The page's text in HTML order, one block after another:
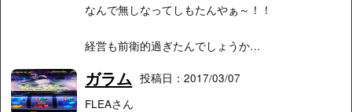
なんで無しなってしもたんやぁ～！！
経営も前衛的過ぎたんでしょうか…
ガラム 投稿日：2017/03/07
FLEAさん